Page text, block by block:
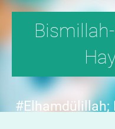
#Elhamdülillah;